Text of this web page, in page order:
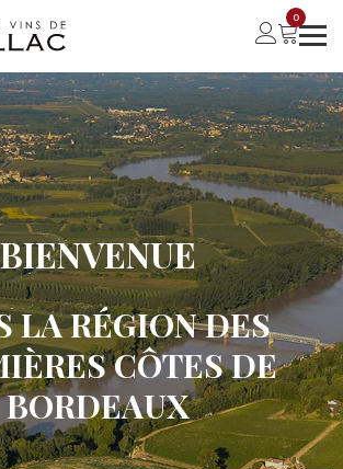
0
BIENVENUE
LA RÉGION DES
CÔTES DE
BORDEAUX